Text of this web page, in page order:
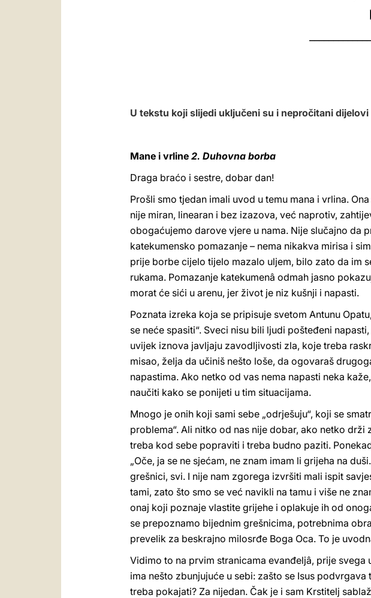
U tekstu koji slijedi uključeni su i nepročitani
Mane i vrline 2. Duhovna borba
Draga braćo i sestre, dobar dan!
Prošli smo tjedan imali uvod u temu mana i vrlina.
nije miran, linearan i bez izazova, već naprotiv,
obogaćujemo darove vjere u nama. Nije slučajno da
katekumensko pomazanje – nema nikakva mirisa i
prije borbe cijelo tijelo mazalo uljem, bilo zato da im
rukama. Pomazanje katekumenâ odmah jasno
morat će sići u arenu, jer život je niz kušnji i napasti.
Poznata izreka koja se pripisuje svetom Antunu
se neće spasiti“. Sveci nisu bili ljudi pošteđeni
uvijek iznova javljaju zavodljivosti zla, koje treba
misao, želja da učiniš nešto loše, da ogovaraš
napastima. Ako netko od vas nema napasti neka
naučiti kako se ponijeti u tim situacijama.
Mnogo je onih koji sami sebe „odrješuju“, koji se
problema“. Ali nitko od nas nije dobar, ako netko
treba kod sebe popraviti i treba budno paziti.
„Oče, ja se ne sjećam, ne znam imam li grijeha na
grešnici, svi. I nije nam zgorega izvršiti mali ispit
tami, zato što smo se već navikli na tamu i više ne
onaj koji poznaje vlastite grijehe i oplakuje ih od
se prepoznamo bijednim grešnicima, potrebnima
prevelik za beskrajno milosrđe Boga Oca. To je
Vidimo to na prvim stranicama evanđeljâ, prije
ima nešto zbunjujuće u sebi: zašto se Isus
treba pokajati? Za nijedan. Čak je i sam Krstitelj